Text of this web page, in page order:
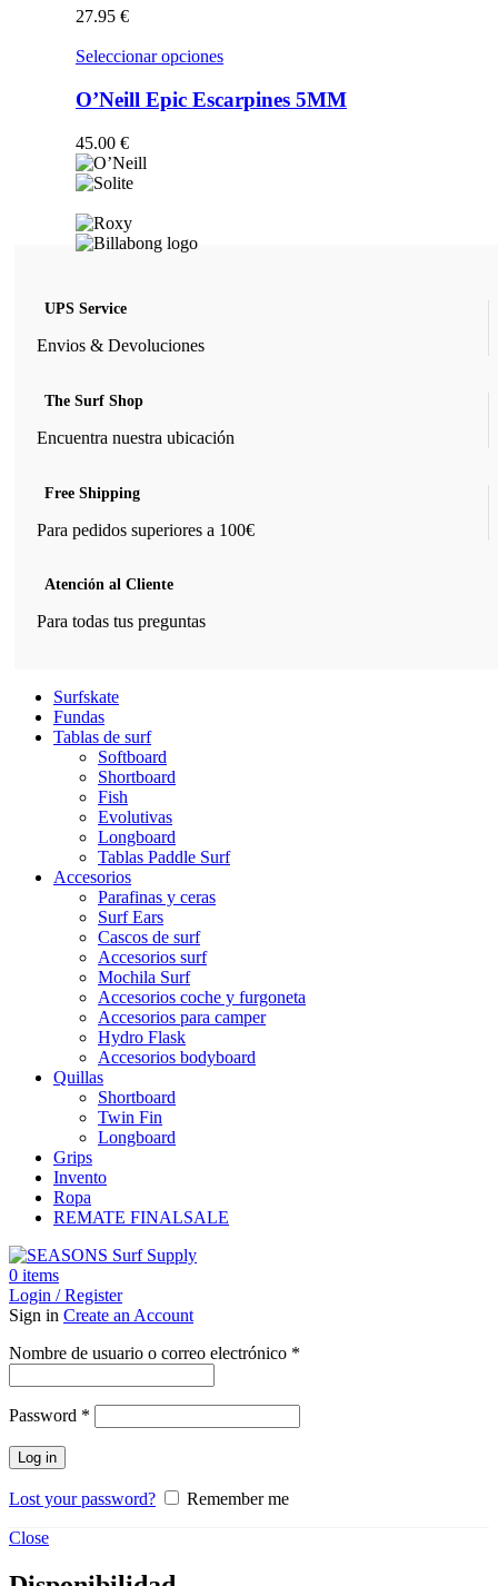
opciones
se
pueden
elegir
27.95 €
Seleccionar opcionesEste
tiene
múltiples
O’Neill Epic Escarpines 5MM
45.00 €
UPS Service
Envios & Devoluciones
The Surf Shop
Encuentra nuestra ubicación
Free Shipping
Para pedidos superiores a 100€
Atención al Cliente
Para todas tus preguntas
Surfskate
Fundas
Tablas de surf
Softboard
Shortboard
Fish
Evolutivas
Longboard
Tablas Paddle Surf
Accesorios
Parafinas y ceras
Surf Ears
Cascos de surf
Accesorios surf
Mochila Surf
Accesorios coche y furgoneta
Accesorios para camper
Hydro Flask
Accesorios bodyboard
Quillas
Shortboard
Twin Fin
Longboard
Grips
Invento
Ropa
REMATE FINALSALE
0 items
Login / Register
Sign in Create an Account
Nombre de usuario o correo electrónico *
Password *
Log in
Lost your password? Remember me
Close